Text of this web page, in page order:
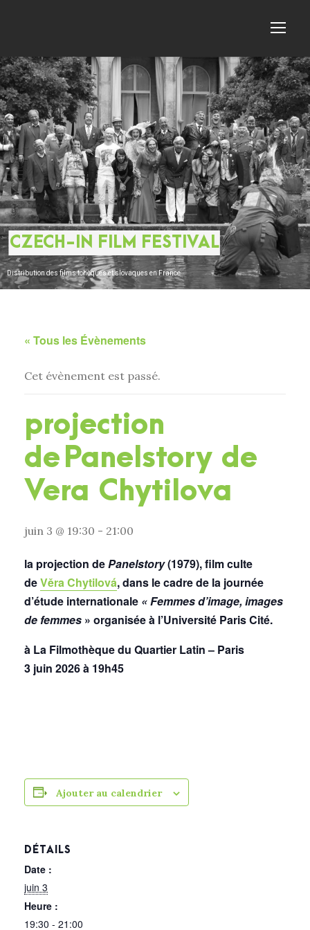
CZECH-IN FILM FESTIVAL
Distribution des films tchèques et slovaques en France
« Tous les Évènements
Cet évènement est passé.
projection
de Panelstory de
Vera Chytilova
juin 3 @ 19:30 - 21:00
la projection dePanelstory(1979), film culte
deVěra Chytilová, dans le cadre de la journée
d’étude internationale « Femmes d’image, images
de femmes » organisée à l’Université Paris Cité.
à La Filmothèque du Quartier Latin – Paris
3 juin 2026 à 19h45
Ajouter au calendrier
DÉTAILS
Date :
juin 3
Heure :
19:30 - 21:00